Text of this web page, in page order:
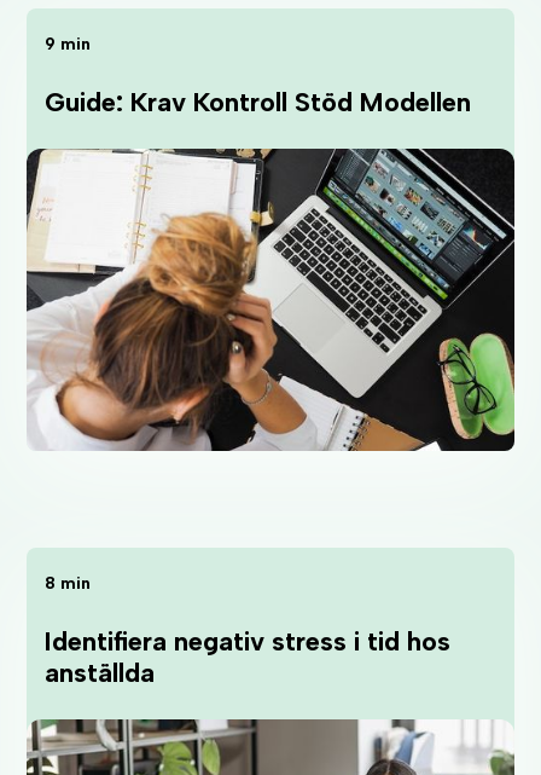
9 min
Guide: Krav Kontroll Stöd Modellen
8 min
Identifiera negativ stress i tid hos
anställda